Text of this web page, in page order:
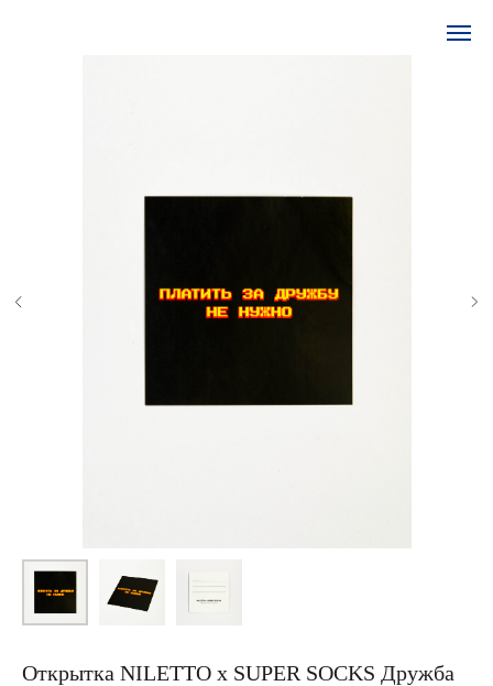
Открытка NILETTO x SUPER SOCKS Дружба